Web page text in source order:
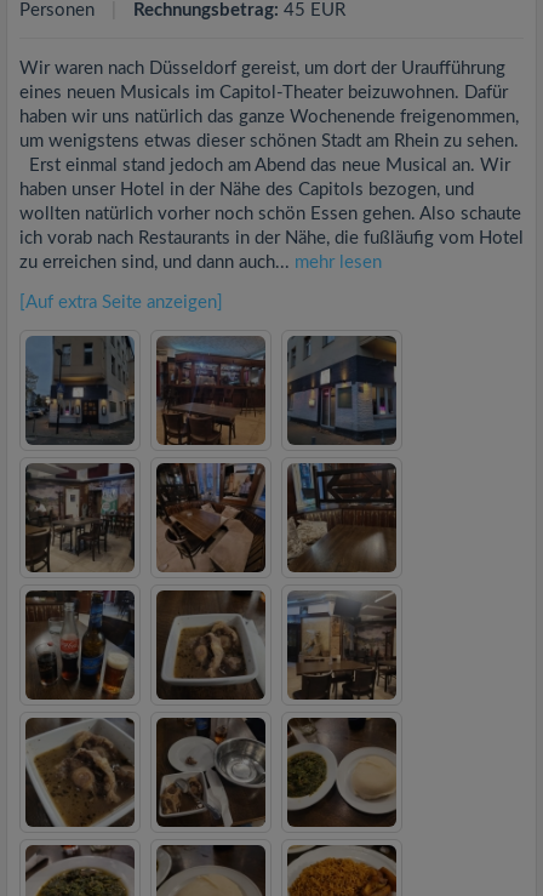
Personen
Rechnungsbetrag: 45 EUR
Wir waren nach Düsseldorf gereist, um dort der Uraufführung
eines neuen Musicals im Capitol-Theater beizuwohnen. Dafür
haben wir uns natürlich das ganze Wochenende freigenommen,
um wenigstens etwas dieser schönen Stadt am Rhein zu sehen.
Erst einmal stand jedoch am Abend das neue Musical an. Wir
haben unser Hotel in der Nähe des Capitols bezogen, und
wollten natürlich vorher noch schön Essen gehen. Also schaute
ich vorab nach Restaurants in der Nähe, die fußläufig vom Hotel
zu erreichen sind, und dann auch... mehr lesen
[Auf extra Seite anzeigen]